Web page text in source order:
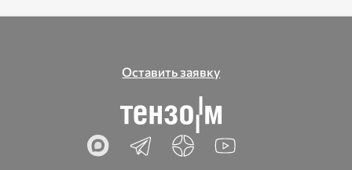
Оставить заявку